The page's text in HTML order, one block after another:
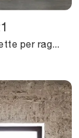
Le più esclusive camerette per ragazzi classiche ti aspettano! Scopri il modello Ponte Classica N21 di Scandola.